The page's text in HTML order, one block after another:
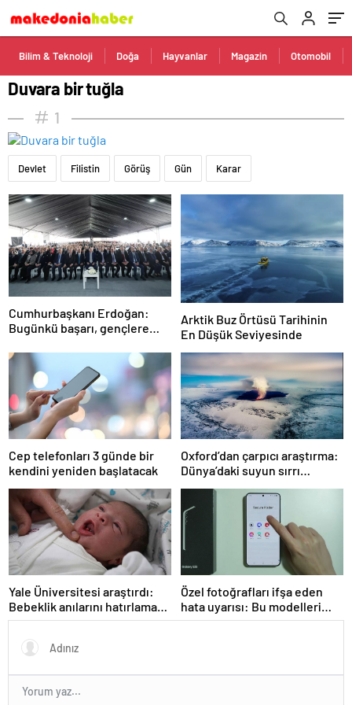
Bilim & Teknoloji Doğa Hayvanlar Magazin Otomobil
Duvara bir tuğla
1
Devlet Filistin Görüş Gün Karar
Cumhurbaşkanı Erdoğan:
Bugünkü başarı, gençlere
zihniyete indirilmiş ağır bir
darbedir
Arktik Buz Örtüsü Tarihinin
En Düşük Seviyesinde
Cep telefonları 3 günde bir
kendini yeniden başlatacak
Oxford’dan çarpıcı araştırma:
Dünya’daki suyun sırrı
çözüldü
Yale Üniversitesi araştırdı:
Bebeklik anılarını hatırlamak
mümkün mü? Sonuçlar
Özel fotoğrafları ifşa eden
hata uyarısı: Bu modelleri
kullanıyorsanız dikkat